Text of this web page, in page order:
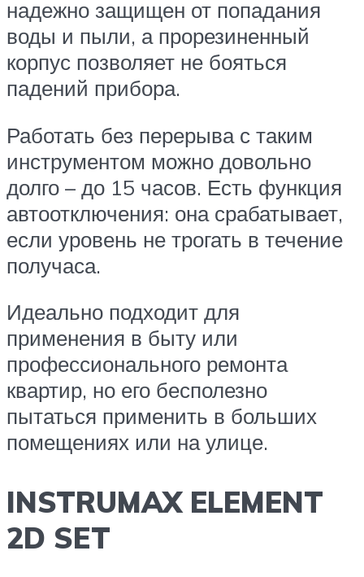
надежно защищен от попадания
воды и пыли, а прорезиненный
корпус позволяет не бояться
падений прибора.
Работать без перерыва с таким
инструментом можно довольно
долго – до 15 часов. Есть функция
автоотключения: она срабатывает,
если уровень не трогать в течение
получаса.
Идеально подходит для
применения в быту или
профессионального ремонта
квартир, но его бесполезно
пытаться применить в больших
помещениях или на улице.
INSTRUMAX ELEMENT
2D SET